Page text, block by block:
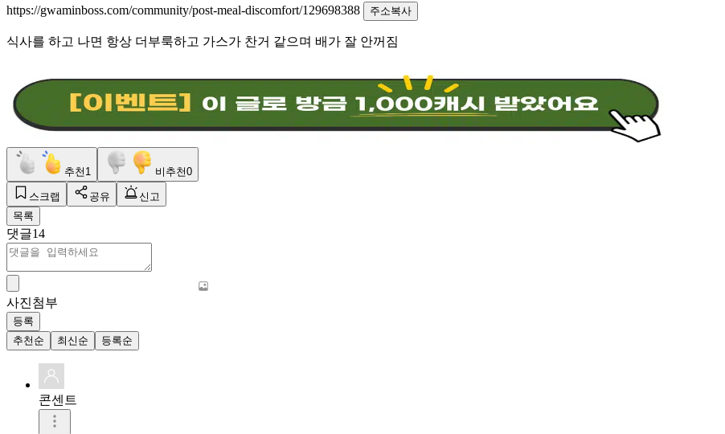
https://gwaminboss.com/community/post-meal-discomfort/129698388
주소복사
식사를 하고 나면 항상 더부룩하고 가스가 찬거 같으며 배가 잘 안꺼짐
추천 1 비추천0
스크랩 공유
신고
목록
댓글14
사진첨부
등록
추천순
최신순 등록순
콘센트